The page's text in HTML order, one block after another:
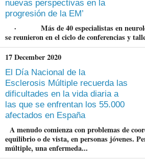
nuevas perspectivas en la
progresión de la EM’
· Más de 40 especialistas en
se reunieron en el ciclo de conferencias y
17 December 2020
El Día Nacional de la
Esclerosis Múltiple recuerda las
dificultades en la vida diaria a
las que se enfrentan los 55.000
afectados en España
A menudo comienza con problemas de
equilibrio o de vista, en personas jóvenes.
múltiple, una enfermeda...